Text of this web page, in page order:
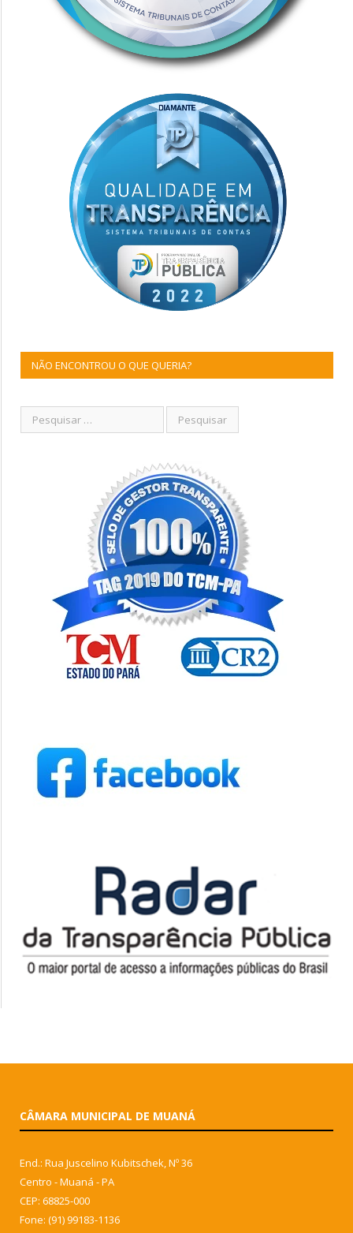
NÃO ENCONTROU O QUE QUERIA?
CÂMARA MUNICIPAL DE MUANÁ
End.: Rua Juscelino Kubitschek, Nº 36
Centro - Muaná - PA
CEP: 68825-000
Fone: (91) 99183-1136